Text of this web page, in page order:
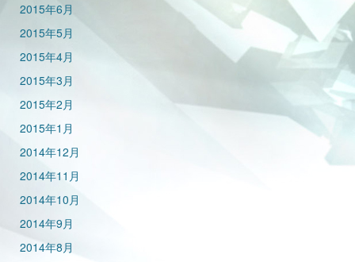
2015年6月
2015年5月
2015年4月
2015年3月
2015年2月
2015年1月
2014年12月
2014年11月
2014年10月
2014年9月
2014年8月